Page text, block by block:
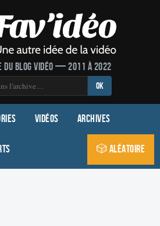
du blog vidéo — 2011 à 2022
OK
Vidéos Archives
🎲 Aléatoire